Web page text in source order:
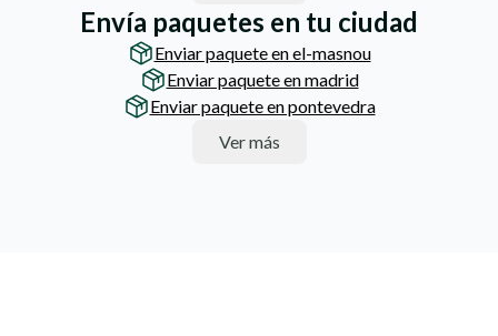
Envía paquetes en tu ciudad
Enviar paquete en el-masnou
Enviar paquete en madrid
Enviar paquete en pontevedra
Ver más